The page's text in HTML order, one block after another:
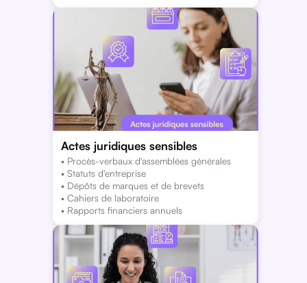
Actes juridiques sensibles
• Procès-verbaux d'assemblées générales
• Statuts d'entreprise
• Dépôts de marques et de brevets
• Cahiers de laboratoire
• Rapports financiers annuels